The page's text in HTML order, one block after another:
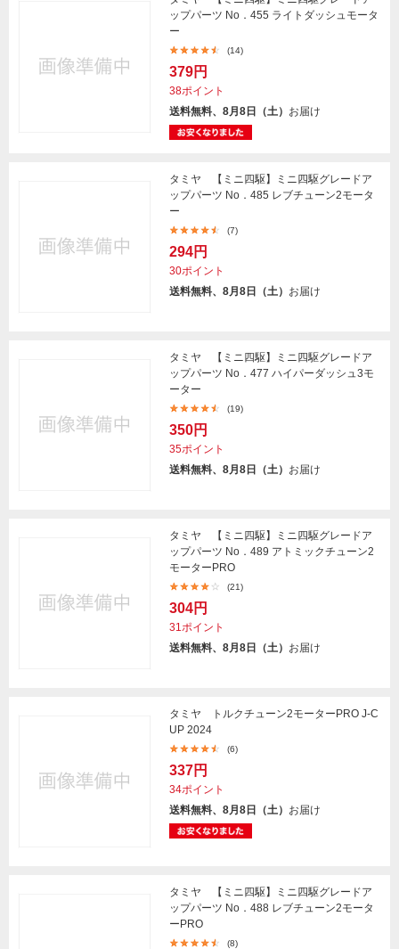
ップパーツ No．455 ライトダッシュモータ
ー
(14)
379円
38ポイント
送料無料、8月8日（土） お届け
タミヤ 【ミニ四駆】ミニ四駆グレードア
ップパーツ No．485 レブチューン2モータ
ー
(7)
294円
30ポイント
送料無料、8月8日（土） お届け
タミヤ 【ミニ四駆】ミニ四駆グレードア
ップパーツ No．477 ハイパーダッシュ3モ
ーター
(19)
350円
35ポイント
送料無料、8月8日（土） お届け
タミヤ 【ミニ四駆】ミニ四駆グレードア
ップパーツ No．489 アトミックチューン2
モーターPRO
(21)
304円
31ポイント
送料無料、8月8日（土） お届け
タミヤ トルクチューン2モーターPRO J-C
UP 2024
(6)
337円
34ポイント
送料無料、8月8日（土） お届け
タミヤ 【ミニ四駆】ミニ四駆グレードア
ップパーツ No．488 レブチューン2モータ
ーPRO
(8)